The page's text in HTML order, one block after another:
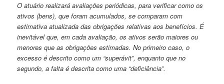
O atuário realizará avaliações periódicas, para verificar como os
ativos (bens), que foram acumulados, se comparam com
estimativa atualizada das obrigações relativas aos benefícios. É
inevitável que, em cada avaliação, os ativos serão maiores ou
menores que as obrigações estimadas. No primeiro caso, o
excesso é descrito como um “superávit”, enquanto que no
segundo, a falta é descrita como uma “deficiência”.